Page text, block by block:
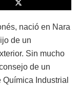
nació en Nara
de un
Sin mucho
de un
Industrial